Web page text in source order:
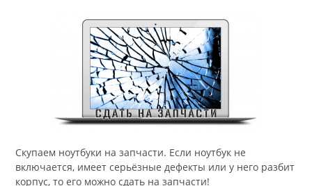
Скупаем ноутбуки на запчасти. Если ноутбук не
включается, имеет серьёзные дефекты или у него разбит
корпус, то его можно сдать на запчасти!